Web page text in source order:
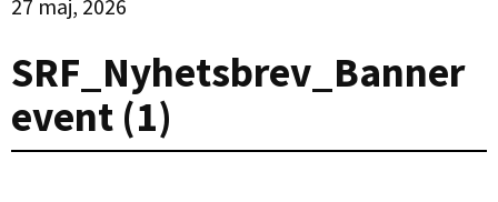
27 maj, 2026
SRF_Nyhetsbrev_Banner
event (1)